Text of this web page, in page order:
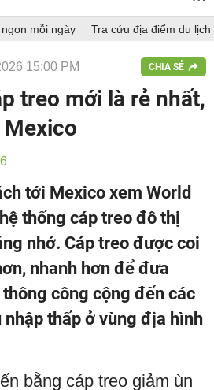
mỗi ngày Tra cứu địa điểm du lịch
15:00 PM CHIA SẺ
treo mới là rẻ nhất,
tới Mexico xem World
thống cáp treo đô thị
nhớ. Cáp treo được coi
nhanh hơn để đưa
công cộng đến các
thấp ở vùng địa hình
bằng cáp treo giảm ùn